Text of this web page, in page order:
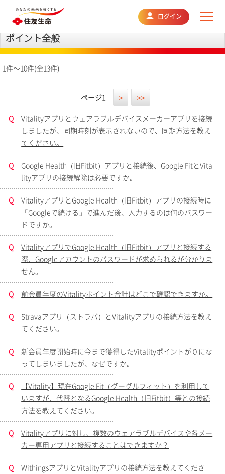
ログイン
よくあるご質問
ポイント全般
1件～10件(全13件)
ページ1 > >>
Q
Vitalityアプリとウェアラブルデバイスメーカーアプリを接続
しましたが、同期時刻が表示されないので、同期方法を教え
てください。
Q
Google Health（旧Fitbit）アプリと接続後、Google FitとVita
lityアプリの接続解除は必要ですか。
Q
VitalityアプリとGoogle Health（旧Fitbit）アプリの接続時に
「Googleで続ける」で進んだ後、入力するのは何のパスワー
ドですか。
Q
VitalityアプリでGoogle Health（旧Fitbit）アプリと接続する
際、Googleアカウントのパスワードが求められるが分かりま
せん。
Q 前会員年度のVitalityポイント合計はどこで確認できますか。
Q
Stravaアプリ（ストラバ）とVitalityアプリの接続方法を教え
てください。
Q
新会員年度開始時に今まで獲得したVitalityポイントが０にな
ってしまいましたが、なぜですか。
Q
【Vitality】現在Google Fit（グーグルフィット）を利用して
いますが、代替となるGoogle Health（旧Fitbit）等との接続
方法を教えてください。
Q
Vitalityアプリに対し、複数のウェアラブルデバイスや各メー
カー専用アプリと接続することはできますか？
Q
WithingsアプリとVitalityアプリの接続方法を教えてくださ